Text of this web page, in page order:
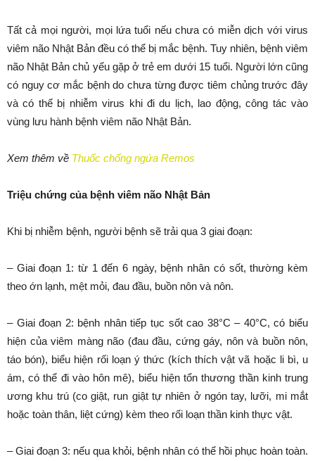
Tất cả mọi người, mọi lứa tuổi nếu chưa có miễn dịch với virus
viêm não Nhật Bản đều có thể bị mắc bệnh. Tuy nhiên, bệnh viêm
não Nhật Bản chủ yếu gặp ở trẻ em dưới 15 tuổi. Người lớn cũng
có nguy cơ mắc bệnh do chưa từng được tiêm chủng trước đây
và có thể bị nhiễm virus khi đi du lịch, lao động, công tác vào
vùng lưu hành bệnh viêm não Nhật Bản.
Xem thêm về Thuốc chống ngứa Remos
Triệu chứng của bệnh viêm não Nhật Bản
Khi bị nhiễm bệnh, người bệnh sẽ trải qua 3 giai đoạn:
– Giai đoạn 1: từ 1 đến 6 ngày, bệnh nhân có sốt, thường kèm
theo ớn lạnh, mệt mỏi, đau đầu, buồn nôn và nôn.
– Giai đoạn 2: bệnh nhân tiếp tục sốt cao 38°C – 40°C, có biểu
hiện của viêm màng não (đau đầu, cứng gáy, nôn và buồn nôn,
táo bón), biểu hiện rối loạn ý thức (kích thích vật vã hoặc li bì, u
ám, có thể đi vào hôn mê), biểu hiện tổn thương thần kinh trung
ương khu trú (co giật, run giật tự nhiên ở ngón tay, lưỡi, mi mắt
hoặc toàn thân, liệt cứng) kèm theo rối loạn thần kinh thực vật.
– Giai đoạn 3: nếu qua khỏi, bệnh nhân có thể hồi phục hoàn toàn.